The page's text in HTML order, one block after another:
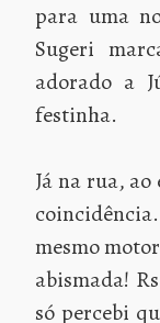
para uma
Sugeri
adorado a
festinha.
Já na rua,
mesmo
abismada!
só percebi